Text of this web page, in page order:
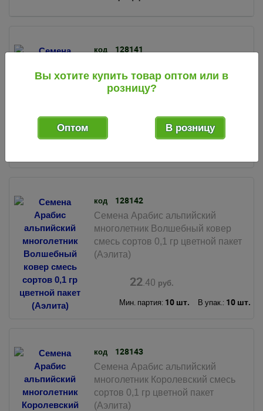
код 128141
многолетник Весенний смесь
сортов 0,05 гр цветной пакет
руб.
код 128142
Семена Арабис альпийский
многолетник Волшебный ковер
смесь сортов 0,1 гр цветной пакет
(Аэлита)
22.40 руб.
Мин. партия: 10 шт. В упак.: 10 шт.
код 128143
Семена Арабис альпийский
многолетник Королевский смесь
сортов 0,1 гр цветной пакет
(Аэлита)
Вы хотите купить товар оптом или в
розницу?
Оптом В розницу